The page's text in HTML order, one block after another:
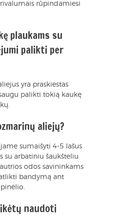
rūpindamiesi
plaukams su
palikti per
yra praskiestas
palikti tokią kaukę
aliejų?
sumaišyti 4-5 lašus
su arbatiniu šaukšteliu
odos savininkams
bandymą ant
naudoti